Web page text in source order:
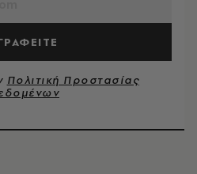
Πολιτική Προστασίας